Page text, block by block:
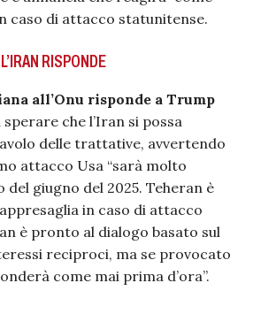
caso di attacco statunitense.
RISPONDE
all’Onu risponde a Trump
che l’Iran si possa
delle trattative, avvertendo
attacco Usa “sarà molto
del giugno del 2025. Teheran è
in caso di attacco
è pronto al dialogo basato sul
reciproci, ma se provocato
come mai prima d’ora”.